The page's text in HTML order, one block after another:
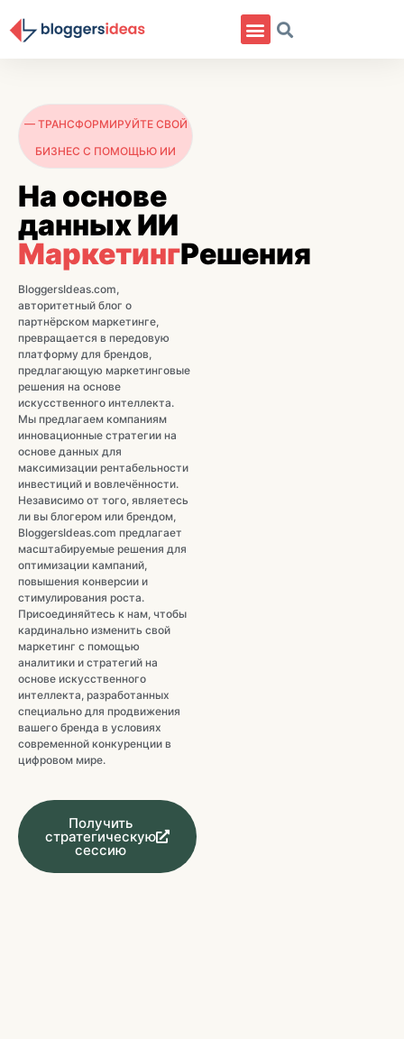
— ТРАНСФОРМИРУЙТЕ СВОЙ
БИЗНЕС С ПОМОЩЬЮ ИИ
На основе
данных ИИ
МаркетингРешения
BloggersIdeas.com,
авторитетный блог о
партнёрском маркетинге,
превращается в передовую
платформу для брендов,
предлагающую маркетинговые
решения на основе
искусственного интеллекта.
Мы предлагаем компаниям
инновационные стратегии на
основе данных для
максимизации рентабельности
инвестиций и вовлечённости.
Независимо от того, являетесь
ли вы блогером или брендом,
BloggersIdeas.com предлагает
масштабируемые решения для
оптимизации кампаний,
повышения конверсии и
стимулирования роста.
Присоединяйтесь к нам, чтобы
кардинально изменить свой
маркетинг с помощью
аналитики и стратегий на
основе искусственного
интеллекта, разработанных
специально для продвижения
вашего бренда в условиях
современной конкуренции в
цифровом мире.
Получить
стратегическую
сессию